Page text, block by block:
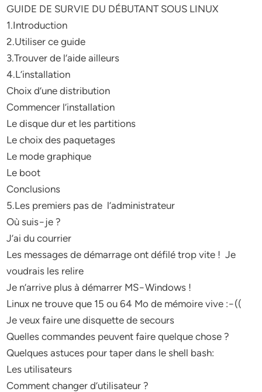
GUIDE DE SURVIE DU DÉBUTANT SOUS LINUX
1.Introduction
2.Utiliser ce guide
3.Trouver de l’aide ailleurs
4.L’installation
Choix d’une distribution
Commencer l’installation
Le disque dur et les partitions
Le choix des paquetages
Le mode graphique
Le boot
Conclusions
5.Les premiers pas de l’administrateur
Où suis−je ?
J’ai du courrier
Les messages de démarrage ont défilé trop vite ! Je
voudrais les relire
Je n’arrive plus à démarrer MS−Windows !
Linux ne trouve que 15 ou 64 Mo de mémoire vive :−((
Je veux faire une disquette de secours
Quelles commandes peuvent faire quelque chose ?
Quelques astuces pour taper dans le shell bash:
Les utilisateurs
Comment changer d’utilisateur ?